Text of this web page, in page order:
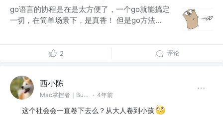
go语言的协程是在是太方便了，一个go就能搞定
一切，在简单场景下，是真香！ 但是go方法...
2 评论
西小陈
Mac掌控者｜Bug缔造和毁灭者 @中通科技 · 4年前
这个社会会一直卷下去么？从大人卷到小孩